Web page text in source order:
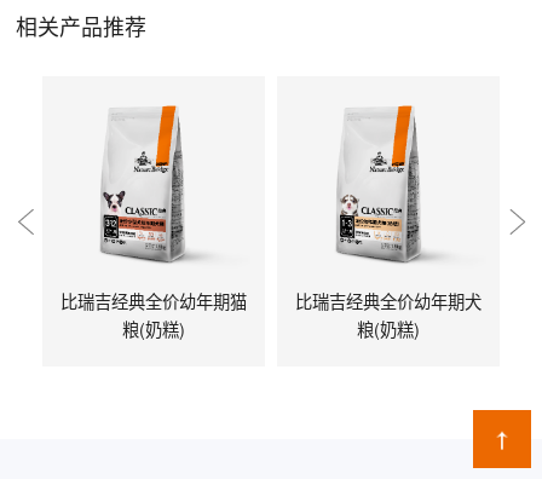
相关产品推荐
比瑞吉经典全价幼年期猫
粮(奶糕)
比瑞吉经典全价幼年期犬
粮(奶糕)